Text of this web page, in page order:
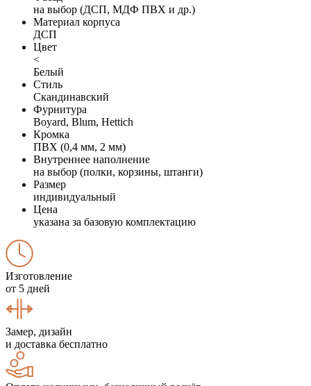
на выбор (ДСП, МДФ ПВХ и др.)
Материал корпуса
ДСП
Цвет
<
Белый
Стиль
Скандинавский
Фурнитура
Boyard, Blum, Hettich
Кромка
ПВХ (0,4 мм, 2 мм)
Внутреннее наполнение
на выбор (полки, корзины, штанги)
Размер
индивидуальный
Цена
указана за базовую комплектацию
Изготовление
от 5 дней
Замер, дизайн
и доставка бесплатно